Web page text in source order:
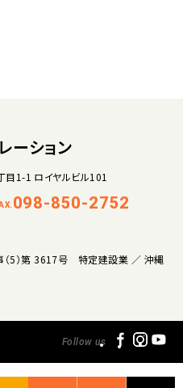
ーション
1-1 ロイヤルビル101
098-850-2752
5）第 3617号 特定建設業 ／ 沖縄
Follow us